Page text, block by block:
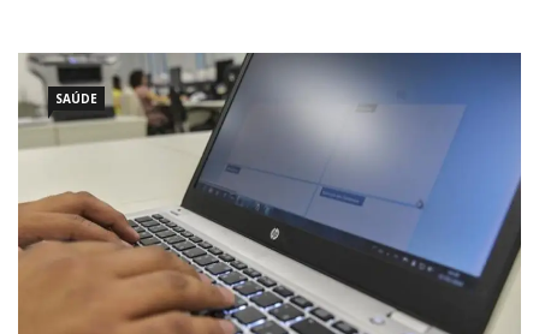
Segundo a chefe do serviço de uroginecologia do […]
SAÚDE